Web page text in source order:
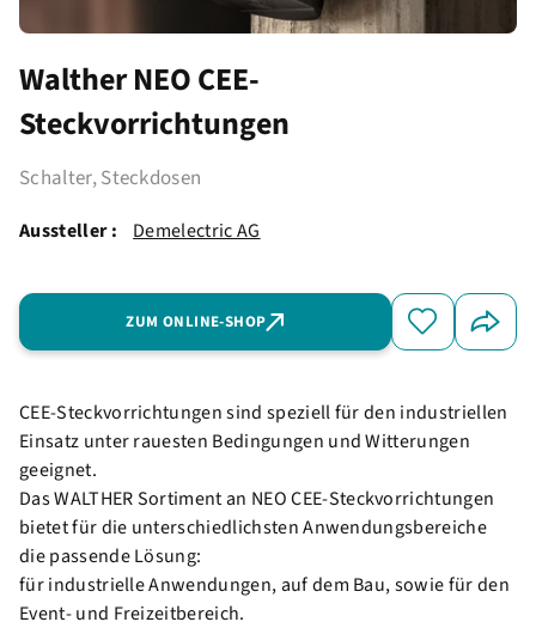
Walther NEO CEE-
Steckvorrichtungen
Schalter, Steckdosen
Aussteller : Demelectric AG
ZUM ONLINE-SHOP
CEE-Steckvorrichtungen sind speziell für den industriellen
Einsatz unter rauesten Bedingungen und Witterungen
geeignet.
Das WALTHER Sortiment an NEO CEE-Steckvorrichtungen
bietet für die unterschiedlichsten Anwendungsbereiche
die passende Lösung:
für industrielle Anwendungen, auf dem Bau, sowie für den
Event- und Freizeitbereich.